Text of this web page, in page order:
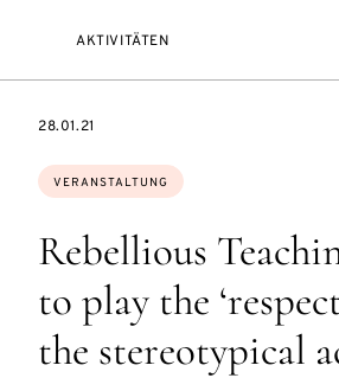
AKTIVITÄTEN
Rebellious
to play the
the stereotypical
Themen:
VERANSTALTUNG
EVENTBEGINSON
28.01.21